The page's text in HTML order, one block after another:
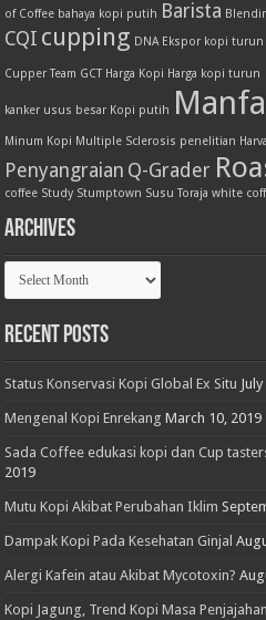
of Coffee bahaya kopi putih Barista
CQI cupping DNA Ekspor kopi turun
Cupper Team GCT Harga Kopi Harga kopi turun
kanker usus besar Kopi putih
Minum Kopi Multiple Sclerosis penelitian
Penyangraian Q-Grader
coffee Study Stumptown Susu Toraja white
Archives
Archives
Recent Posts
Status Konservasi Kopi Global Ex Situ
Mengenal Kopi Enrekang March 10, 2019
Sada Coffee edukasi kopi dan Cup
2019
Mutu Kopi Akibat Perubahan Iklim
Dampak Kopi Pada Kesehatan Ginjal
Alergi Kafein atau Akibat Mycotoxin?
Kopi Jagung, Trend Kopi Masa Penjajahan